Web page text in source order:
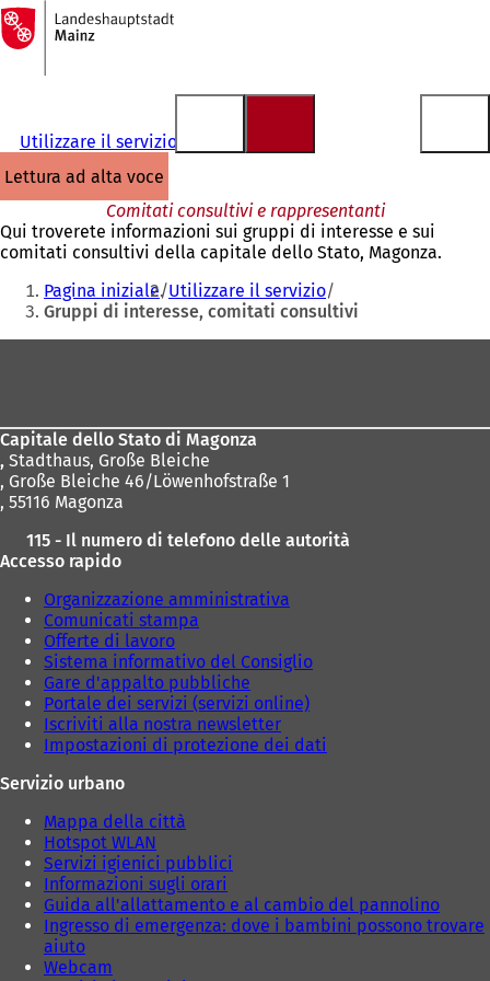
Vai al contenuto
Alla
pagina
iniziale
Utilizzare il servizio
lettura ad alta voce
Comitati consultivi e rappresentanti
Qui troverete informazioni sui gruppi di interesse e sui
comitati consultivi della capitale dello Stato, Magonza.
Siete
qui:
Pagina iniziale Utilizzare il servizio
Gruppi di interesse, comitati consultivi
Capitale dello Stato di Magonza
, Stadthaus, Große Bleiche
, Große Bleiche 46/Löwenhofstraße 1
, 55116 Magonza
115 - Il numero di telefono delle autorità
Accesso rapido
Organizzazione amministrativa
Comunicati stampa
Offerte di lavoro
Sistema informativo del Consiglio
Gare d'appalto pubbliche
Portale dei servizi (servizi online)
Iscriviti alla nostra newsletter
Impostazioni di protezione dei dati
Servizio urbano
Mappa della città
Hotspot WLAN
Servizi igienici pubblici
Informazioni sugli orari
Guida all'allattamento e al cambio del pannolino
Ingresso di emergenza: dove i bambini possono trovare
aiuto
Webcam